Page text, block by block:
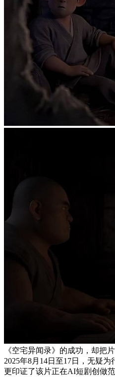
《空宅异闻录》的成功，却把
2025年8月14日至17日，无疑
更印证了该片正在AI短剧创做